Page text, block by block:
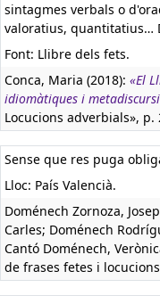
sintagmes verbals o
valoratius, quantitatius…
Font: Llibre dels fets.
Conca, Maria (2018): «El
idiomàtiques i
Locucions adverbials»,
Sense que res puga
Lloc: País Valencià.
Doménech Zornoza,
Carles; Doménech
Cantó Doménech,
de frases fetes i